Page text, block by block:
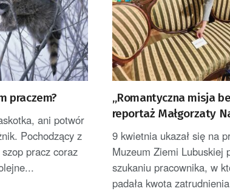
praczem?
ani potwór
Pochodzący z
pracz coraz
„Romantyczna misja
reportaż Małgorzaty
Dybaś
9 kwietnia ukazał się na
Muzeum Ziemi Lubuskiej
szukaniu pracownika, w
padała kwota